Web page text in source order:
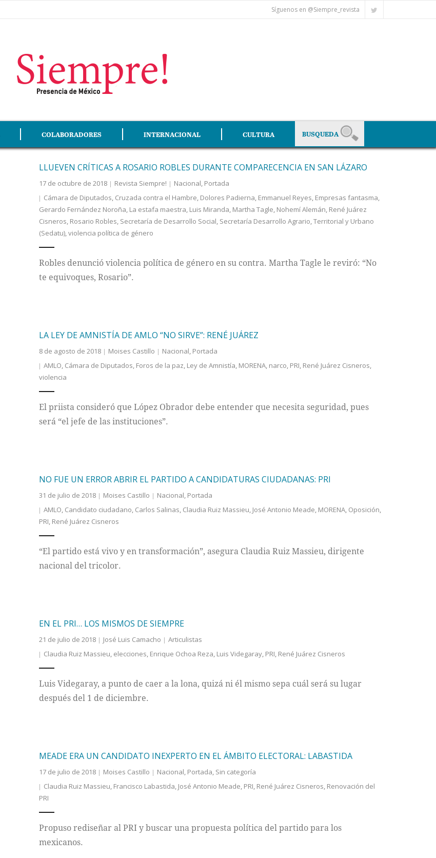
Síguenos en @Siempre_revista
COLABORADORES INTERNACIONAL CULTURA
LLUEVEN CRÍTICAS A ROSARIO ROBLES DURANTE COMPARECENCIA EN SAN LÁZARO
17 de octubre de 2018 Revista Siempre! Nacional, Portada
Cámara de Diputados, Cruzada contra el Hambre, Dolores Padierna, Emmanuel Reyes, Empresas fantasma,
Gerardo Fernández Noroña, La estafa maestra, Luis Miranda, Martha Tagle, Nohemí Alemán, René Juárez
Cisneros, Rosario Robles, Secretaría de Desarrollo Social, Secretaría Desarrollo Agrario,Territorial y Urbano
(Sedatu),violencia política de género
Robles denunció violencia política de género en su contra. Martha Tagle le reviró: “No
te equivoques, Rosario”.
LA LEY DE AMNISTÍA DE AMLO “NO SIRVE”: RENÉ JUÁREZ
8 de agosto de 2018 Moises Castillo Nacional, Portada
AMLO, Cámara de Diputados, Foros de la paz, Ley de Amnistía, MORENA, narco, PRI, René Juárez Cisneros,
violencia
El priista consideró que López Obrador debe entender que necesita seguridad, pues
será “el jefe de las instituciones”.
NO FUE UN ERROR ABRIR EL PARTIDO A CANDIDATURAS CIUDADANAS: PRI
31 de julio de 2018 Moises Castillo Nacional, Portada
AMLO, Candidato ciudadano, Carlos Salinas, Claudia Ruiz Massieu, José Antonio Meade, MORENA, Oposición,
PRI, René Juárez Cisneros
“El partido está vivo y en transformación”, asegura Claudia Ruiz Massieu, dirigente
nacional del tricolor.
EN EL PRI… LOS MISMOS DE SIEMPRE
21 de julio de 2018 José Luis Camacho
Articulistas
Claudia Ruiz Massieu, elecciones, Enrique Ochoa Reza, Luis Videgaray, PRI, René Juárez Cisneros
Luis Videgaray, a punto de caer a la lona, quizá ni él mismo sepa cuál será su lugar
después del 1 de diciembre.
MEADE ERA UN CANDIDATO INEXPERTO EN EL ÁMBITO ELECTORAL: LABASTIDA
17 de julio de 2018 Moises Castillo Nacional, Portada, Sin categoría
Claudia Ruiz Massieu, Francisco Labastida, José Antonio Meade, PRI, René Juárez Cisneros, Renovación del
PRI
Propuso rediseñar al PRI y buscar una propuesta política del partido para los
mexicanos.